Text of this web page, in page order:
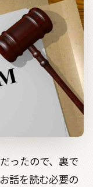
ったので、裏で
話を読む必要の